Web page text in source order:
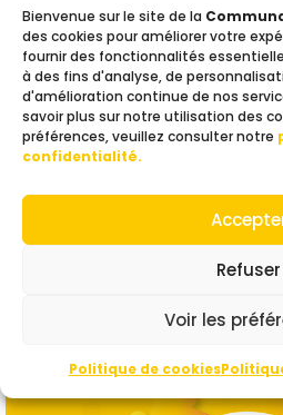
Bienvenue sur le site de la
des cookies pour améliorer votre
fournir des fonctionnalités
à des fins d'analyse, de
d'amélioration continue de nos
savoir plus sur notre utilisation des
préférences, veuillez consulter notre
confidentialité.
Refuser
Voir les
Politique de cookies
téléphone ici
Contacts
Téléphone :09 69 36 72
Site web :acceo-